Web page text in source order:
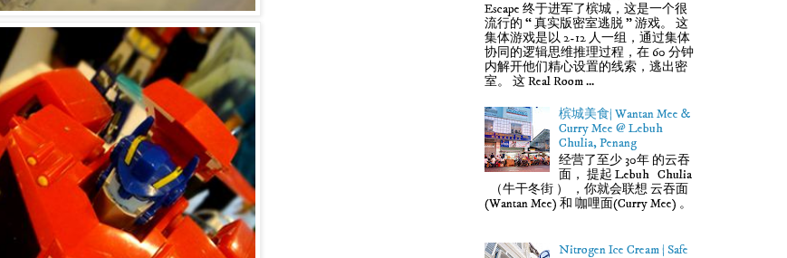
Escape 终于进军了槟城，这是一个很
流行的 “ 真实版密室逃脱 ” 游戏。 这
集体游戏是以 2-12 人一组，通过集体
协同的逻辑思维推理过程，在 60 分钟
内解开他们精心设置的线索，逃出密
室。 这 Real Room ...
槟城美食| Wantan Mee &
Curry Mee @ Lebuh
Chulia, Penang
经营了至少 30年 的云吞
面， 提起 Lebuh Chulia
（牛干冬街 ） ，你就会联想 云吞面
(Wantan Mee) 和 咖哩面(Curry Mee) 。
Nitrogen Ice Cream | Safe